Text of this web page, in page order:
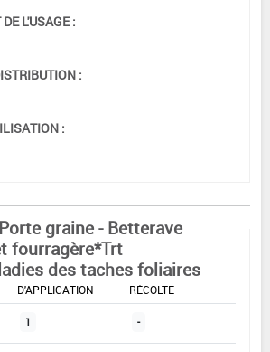
L'USAGE :
:
:
Porte graine - Betterave
fourragère*Trt
des taches foliaires
NOMBRE MAX
D'APPLICATION
DÉLAIS AVANT
RÉCOLTE
1 -